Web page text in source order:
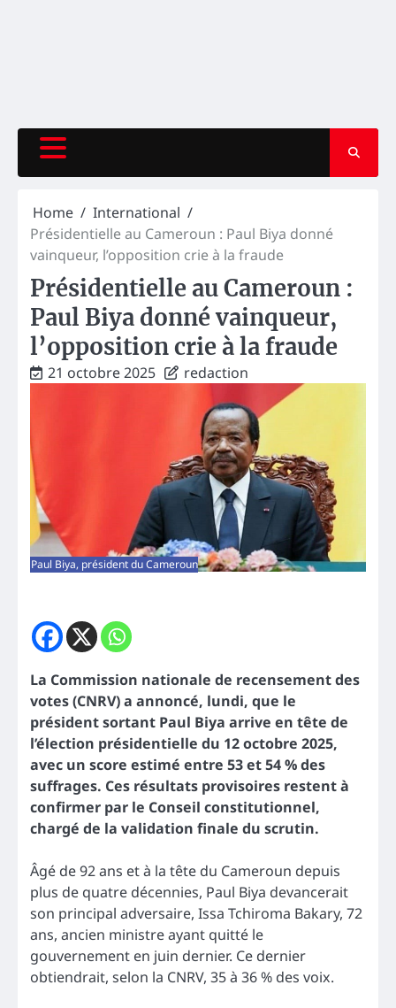
Home
International
Présidentielle au Cameroun : Paul Biya donné
vainqueur, l’opposition crie à la fraude
Présidentielle au Cameroun :
Paul Biya donné vainqueur,
l’opposition crie à la fraude
21 octobre 2025 redaction
Paul Biya, président du Cameroun
La Commission nationale de recensement des
votes (CNRV) a annoncé, lundi, que le
président sortant Paul Biya arrive en tête de
l’élection présidentielle du 12 octobre 2025,
avec un score estimé entre 53 et 54 % des
suffrages. Ces résultats provisoires restent à
confirmer par le Conseil constitutionnel,
chargé de la validation finale du scrutin.
Âgé de 92 ans et à la tête du Cameroun depuis
plus de quatre décennies, Paul Biya devancerait
son principal adversaire, Issa Tchiroma Bakary, 72
ans, ancien ministre ayant quitté le
gouvernement en juin dernier. Ce dernier
obtiendrait, selon la CNRV, 35 à 36 % des voix.